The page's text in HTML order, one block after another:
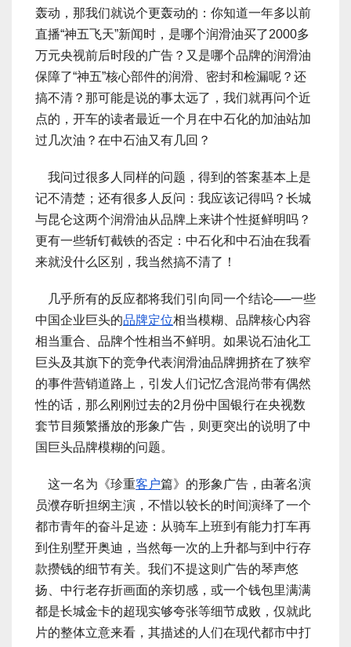
轰动，那我们就说个更轰动的：你知道一年多以前
直播“神五飞天”新闻时，是哪个润滑油买了2000多
万元央视前后时段的广告？又是哪个品牌的润滑油
保障了“神五”核心部件的润滑、密封和检漏呢？还
搞不清？那可能是说的事太远了，我们就再问个近
点的，开车的读者最近一个月在中石化的加油站加
过几次油？在中石油又有几回？
我问过很多人同样的问题，得到的答案基本上是
记不清楚；还有很多人反问：我应该记得吗？长城
与昆仑这两个润滑油从品牌上来讲个性挺鲜明吗？
更有一些斩钉截铁的否定：中石化和中石油在我看
来就没什么区别，我当然搞不清了！
几乎所有的反应都将我们引向同一个结论──一些
中国企业巨头的品牌定位相当模糊、品牌核心内容
相当重合、品牌个性相当不鲜明。如果说石油化工
巨头及其旗下的竞争代表润滑油品牌拥挤在了狭窄
的事件营销道路上，引发人们记忆含混尚带有偶然
性的话，那么刚刚过去的2月份中国银行在央视数
套节目频繁播放的形象广告，则更突出的说明了中
国巨头品牌模糊的问题。
这一名为《珍重客户篇》的形象广告，由著名演
员濮存昕担纲主演，不惜以较长的时间演绎了一个
都市青年的奋斗足迹：从骑车上班到有能力打车再
到住别墅开奥迪，当然每一次的上升都与到中行存
款攒钱的细节有关。我们不提这则广告的琴声悠
扬、中行老存折画面的亲切感，或一个钱包里满满
都是长城金卡的超现实够夸张等细节成败，仅就此
片的整体立意来看，其描述的人们在现代都市中打